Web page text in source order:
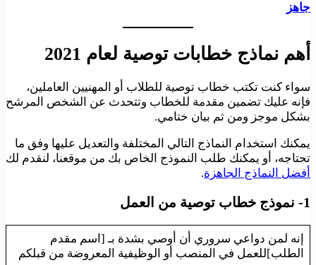
جاهز
أهم نماذج خطابات توصية لعام 2021
سواء كنت تكتب خطاب توصية للطلاب أو المهنيين العاملين،
فإنه عليك تضمين مقدمة للخطاب وتتحدث عن الشخص المرشح
بشكل موجز ومن ثم بيان ختامي.
يمكنك استخدام النماذج التالي المختلفة والتعديل عليها وفق ما
تحتاجه، أو يمكنك طلب النموذج الخاص بك من موقعنا، لنقدم لك
أفضل النماذج الجاهزة.
1- نموذج خطاب توصية من العمل
إنه لمن دواعي سروري أن أوصي بشدة بـ [اسم مقدم
الطلب]للعمل في المنصب أو الوظيفية المعروضة من قبلكم